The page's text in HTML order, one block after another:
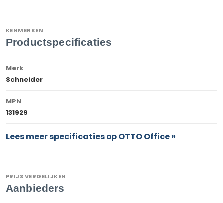
KENMERKEN
Productspecificaties
Merk
Schneider
MPN
131929
Lees meer specificaties op OTTO Office »
PRIJS VERGELIJKEN
Aanbieders